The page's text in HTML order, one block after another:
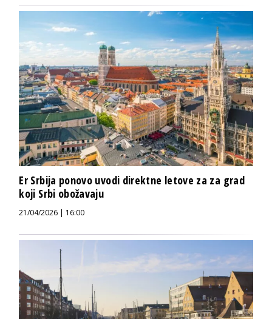
Er Srbija ponovo uvodi direktne letove za za grad
koji Srbi obožavaju
21/04/2026 | 16:00